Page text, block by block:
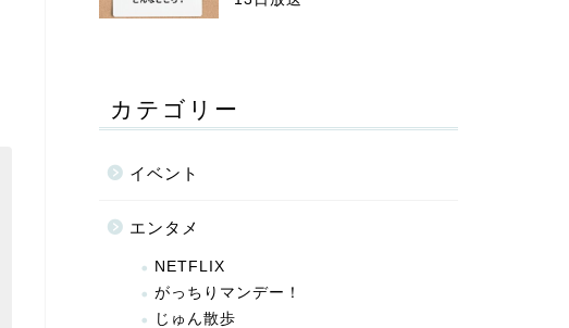
カテゴリー
イベント
エンタメ
NETFLIX
がっちりマンデー！
じゅん散歩